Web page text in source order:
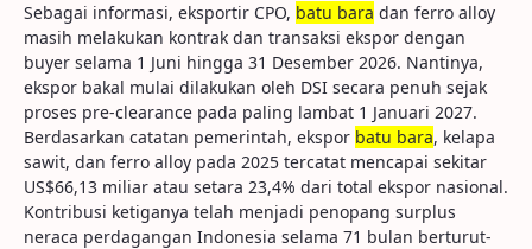
Sebagai informasi, eksportir CPO, batu bara dan ferro alloy
masih melakukan kontrak dan transaksi ekspor dengan
buyer selama 1 Juni hingga 31 Desember 2026. Nantinya,
ekspor bakal mulai dilakukan oleh DSI secara penuh sejak
proses pre-clearance pada paling lambat 1 Januari 2027.
Berdasarkan catatan pemerintah, ekspor batu bara, kelapa
sawit, dan ferro alloy pada 2025 tercatat mencapai sekitar
US$66,13 miliar atau setara 23,4% dari total ekspor nasional.
Kontribusi ketiganya telah menjadi penopang surplus
neraca perdagangan Indonesia selama 71 bulan berturut-